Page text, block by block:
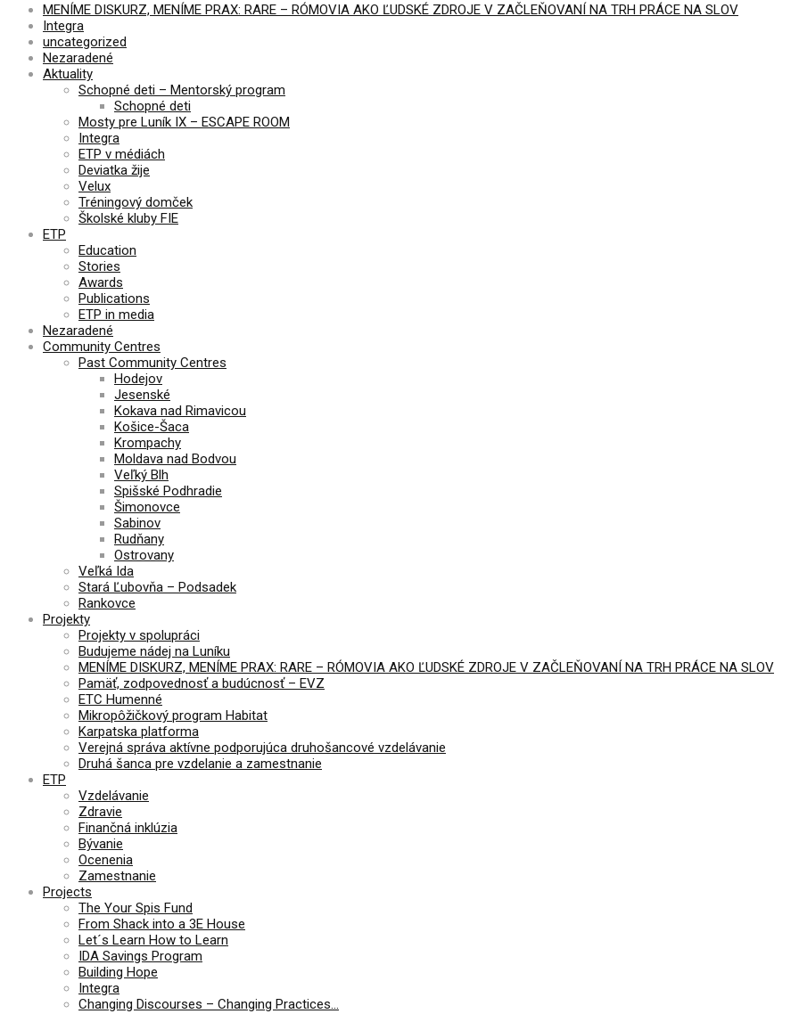
MENÍME DISKURZ, MENÍME PRAX: RARE – RÓMOVIA AKO ĽUDSKÉ ZDROJE V ZAČLEŇOVANÍ NA TRH PRÁCE NA SLOV
Integra
uncategorized
Nezaradené
Aktuality
Schopné deti – Mentorský program
Schopné deti
Mosty pre Luník IX – ESCAPE ROOM
Integra
ETP v médiách
Deviatka žije
Velux
Tréningový domček
Školské kluby FIE
ETP
Education
Stories
Awards
Publications
ETP in media
Nezaradené
Community Centres
Past Community Centres
Hodejov
Jesenské
Kokava nad Rimavicou
Košice-Šaca
Krompachy
Moldava nad Bodvou
Veľký Blh
Spišské Podhradie
Šimonovce
Sabinov
Rudňany
Ostrovany
Veľká Ida
Stará Ľubovňa – Podsadek
Rankovce
Projekty
Projekty v spolupráci
Budujeme nádej na Luníku
MENÍME DISKURZ, MENÍME PRAX: RARE – RÓMOVIA AKO ĽUDSKÉ ZDROJE V ZAČLEŇOVANÍ NA TRH PRÁCE NA SLOV
Pamäť, zodpovednosť a budúcnosť – EVZ
ETC Humenné
Mikropôžičkový program Habitat
Karpatska platforma
Verejná správa aktívne podporujúca druhošancové vzdelávanie
Druhá šanca pre vzdelanie a zamestnanie
ETP
Vzdelávanie
Zdravie
Finančná inklúzia
Bývanie
Ocenenia
Zamestnanie
Projects
The Your Spis Fund
From Shack into a 3E House
Let´s Learn How to Learn
IDA Savings Program
Building Hope
Integra
Changing Discourses – Changing Practices…